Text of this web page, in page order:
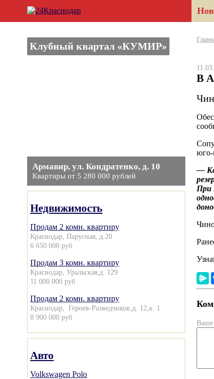
Клубный квартал «КУМИР»
Армавир, ул. Кондратенко, д. 10
Квартиры от 5 280 000 рублей
Недвижимость
Продам 2 комн. квартиру
Краснодар, Парусная, д.20
6 650 000 руб
Продам 3 комн. квартиру
Краснодар, Уральская,д. 129
11 000 000 руб
Продам 2 комн. квартиру
Краснодар, Героев-Разведчиков,д. 12,к. 1
8 900 000 руб
Авто
Volkswagen Polo
В
юго-
—
При
Ваше